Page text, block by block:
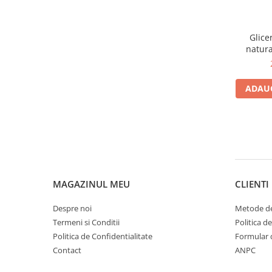
MAGAZINUL MEU
Despre noi
Termeni si Conditii
Politica de Confidentialitate
Contact
CLIENTI
Metode
Politica
Formular
ANPC